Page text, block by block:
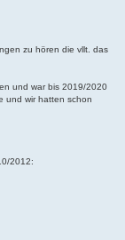
zu hören die vllt. das
und war bis 2019/2020
und wir hatten schon
2012: